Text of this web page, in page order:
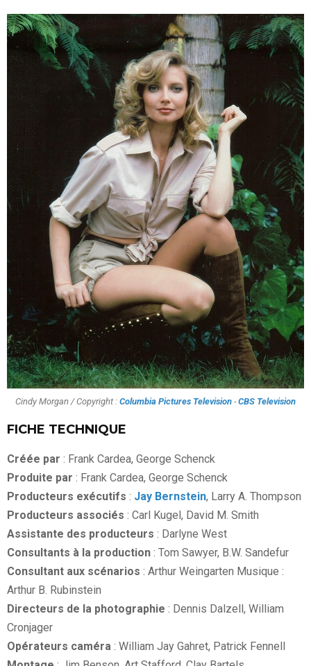
Cindy Morgan / Copyright : Columbia Pictures Television -CBS Television
FICHE TECHNIQUE
Créée par : Frank Cardea, George Schenck
Produite par : Frank Cardea, George Schenck
Producteurs exécutifs : Jay Bernstein, Larry A. Thompson
Producteurs associés : Carl Kugel, David M. Smith
Assistante des producteurs : Darlyne West
Consultants à la production : Tom Sawyer, B.W. Sandefur
Consultant aux scénarios : Arthur Weingarten Musique :
Arthur B. Rubinstein
Directeurs de la photographie : Dennis Dalzell, William
Cronjager
Opérateurs caméra : William Jay Gahret, Patrick Fennell